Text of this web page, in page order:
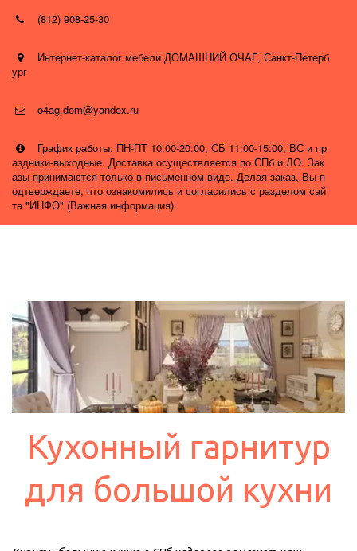
(812) 908-25-30
Интернет-каталог мебели ДОМАШНИЙ ОЧАГ, Санкт-Петерб
ург
o4ag.dom@yandex.ru
График работы: ПН-ПТ 10:00-20:00, СБ 11:00-15:00, ВС и пр
аздники-выходные. Доставка осуществляется по СПб и ЛО. Зак
азы принимаются только в письменном виде. Делая заказ, Вы п
одтверждаете, что ознакомились и согласились с разделом сай
та "ИНФО" (Важная информация).
Кухонный гарнитур
для большой кухни